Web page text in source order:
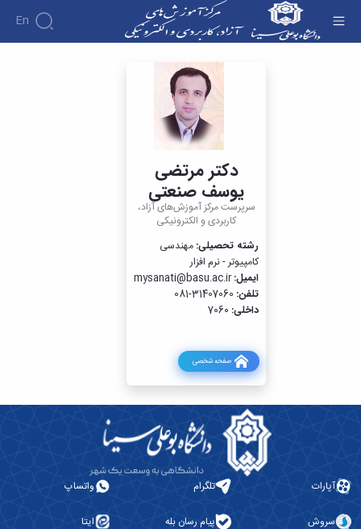
En
دکتر مرتضی
یوسف صنعتی
سرپرست مرکز آموزش‌های آزاد،
کاربردی و الکترونیکی
رشته تحصیلی: مهندسی
کامپیوتر - نرم افزار
ایمیل:mysanati@basu.ac.ir
تلفن:
داخلی:
صفحه شخصی
آپارات تلگرام واتساپ
سروش پیام رسان بله ایتا